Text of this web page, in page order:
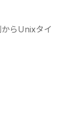
らUnixタイ